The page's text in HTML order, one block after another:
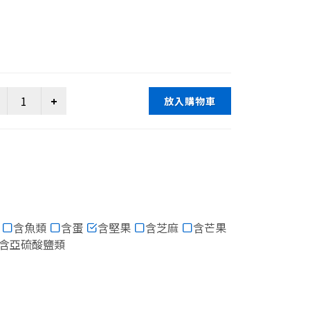
放入購物車
含魚類 含蛋 含堅果 含芝麻
含芒果
亞硫酸鹽類